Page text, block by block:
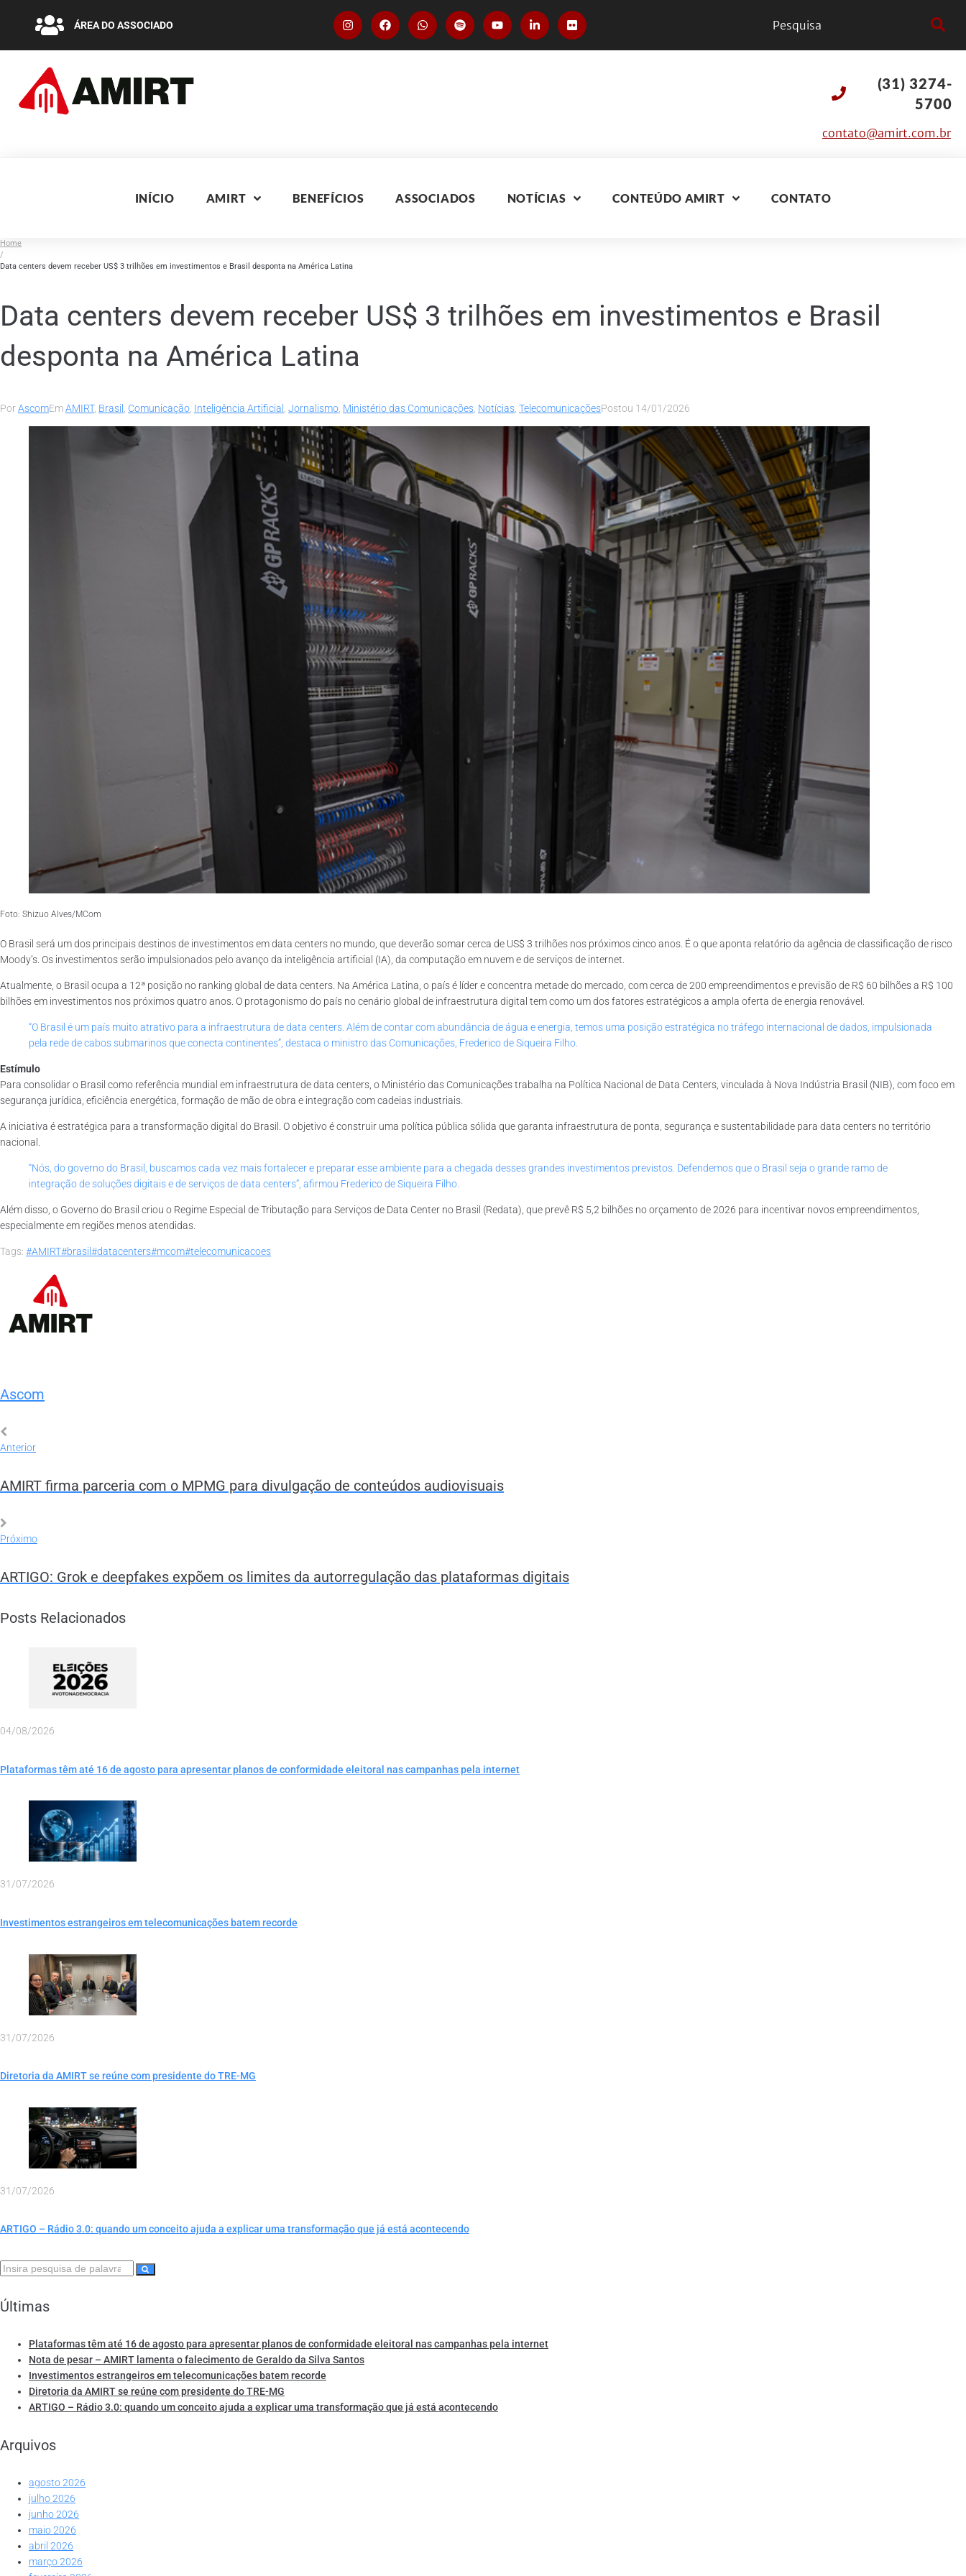
ÁREA DO ASSOCIADO
(31) 3274-
5700
contato@amirt.com.br
INÍCIO AMIRT BENEFÍCIOS ASSOCIADOS NOTÍCIAS CONTEÚDO AMIRT CONTATO
Home
/
Data centers devem receber US$ 3 trilhões em investimentos e Brasil desponta na América Latina
Data centers devem receber US$ 3 trilhões em investimentos e Brasil
desponta na América Latina
PorAscomEmAMIRT, Brasil , Comunicação, Inteligência Artificial , Jornalismo, Ministério das Comunicações, Notícias, TelecomunicaçõesPostou 14/01/2026
Foto: Shizuo Alves/MCom
O Brasil será um dos principais destinos de investimentos em data centers no mundo, que deverão somar cerca de US$ 3 trilhões nos próximos cinco anos. É o que aponta relatório da agência de classificação de risco
Moody’s. Os investimentos serão impulsionados pelo avanço da inteligência artificial (IA), da computação em nuvem e de serviços de internet.
Atualmente, o Brasil ocupa a 12ª posição no ranking global de data centers. Na América Latina, o país é líder e concentra metade do mercado, com cerca de 200 empreendimentos e previsão de R$ 60 bilhões a R$ 100
bilhões em investimentos nos próximos quatro anos. O protagonismo do país no cenário global de infraestrutura digital tem como um dos fatores estratégicos a ampla oferta de energia renovável.
“O Brasil é um país muito atrativo para a infraestrutura de data centers. Além de contar com abundância de água e energia, temos uma posição estratégica no tráfego internacional de dados, impulsionada
pela rede de cabos submarinos que conecta continentes”, destaca o ministro das Comunicações, Frederico de Siqueira Filho.
Estímulo
Para consolidar o Brasil como referência mundial em infraestrutura de data centers, o Ministério das Comunicações trabalha na Política Nacional de Data Centers, vinculada à Nova Indústria Brasil (NIB), com foco em
segurança jurídica, eficiência energética, formação de mão de obra e integração com cadeias industriais.
A iniciativa é estratégica para a transformação digital do Brasil. O objetivo é construir uma política pública sólida que garanta infraestrutura de ponta, segurança e sustentabilidade para data centers no território
nacional.
“Nós, do governo do Brasil, buscamos cada vez mais fortalecer e preparar esse ambiente para a chegada desses grandes investimentos previstos. Defendemos que o Brasil seja o grande ramo de
integração de soluções digitais e de serviços de data centers”, afirmou Frederico de Siqueira Filho.
Além disso, o Governo do Brasil criou o Regime Especial de Tributação para Serviços de Data Center no Brasil (Redata), que prevê R$ 5,2 bilhões no orçamento de 2026 para incentivar novos empreendimentos,
especialmente em regiões menos atendidas.
Tags: #AMIRT#brasil #datacenters#mcom#telecomunicacoes
Ascom
Anterior
AMIRT firma parceria com o MPMG para divulgação de conteúdos audiovisuais
Próximo
ARTIGO: Grok e deepfakes expõem os limites da autorregulação das plataformas digitais
Posts Relacionados
04/08/2026
Plataformas têm até 16 de agosto para apresentar planos de conformidade eleitoral nas campanhas pela internet
31/07/2026
Investimentos estrangeiros em telecomunicações batem recorde
31/07/2026
Diretoria da AMIRT se reúne com presidente do TRE-MG
31/07/2026
ARTIGO – Rádio 3.0: quando um conceito ajuda a explicar uma transformação que já está acontecendo
Últimas
Plataformas têm até 16 de agosto para apresentar planos de conformidade eleitoral nas campanhas pela internet
Nota de pesar – AMIRT lamenta o falecimento de Geraldo da Silva Santos
Investimentos estrangeiros em telecomunicações batem recorde
Diretoria da AMIRT se reúne com presidente do TRE-MG
ARTIGO – Rádio 3.0: quando um conceito ajuda a explicar uma transformação que já está acontecendo
Arquivos
agosto 2026
julho 2026
junho 2026
maio 2026
abril 2026
março 2026